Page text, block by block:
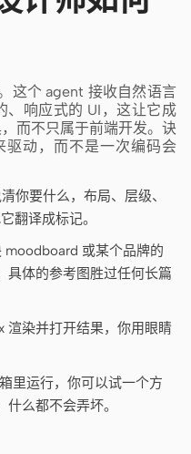
这个 agent 接收自然语言
、响应式的 UI，这让它成
而不只属于前端开发。诀
驱动，而不是一次编码会
你要什么，布局、层级、
翻译成标记。
moodboard 或某个品牌的
具体的参考图胜过任何长篇
渲染并打开结果，你用眼睛
里运行，你可以试一个方
么都不会弄坏。